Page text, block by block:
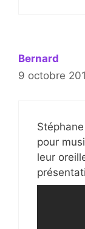
Bernard
9 octobre
pour
leur